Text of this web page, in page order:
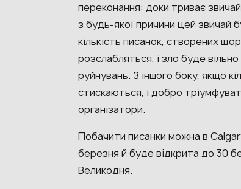
переконання: доки триває
з будь-якої причини цей звичай
кількість писанок, створених
розслабляться, і зло буде
руйнувань. З іншого боку, якщо
стискаються, і добро
організатори.
Побачити писанки можна в
березня й буде відкрита до 30
Великодня.